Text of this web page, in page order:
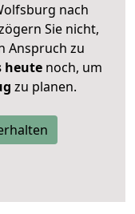
nach
Sie nicht,
Anspruch zu
heutenoch, um
zu planen.